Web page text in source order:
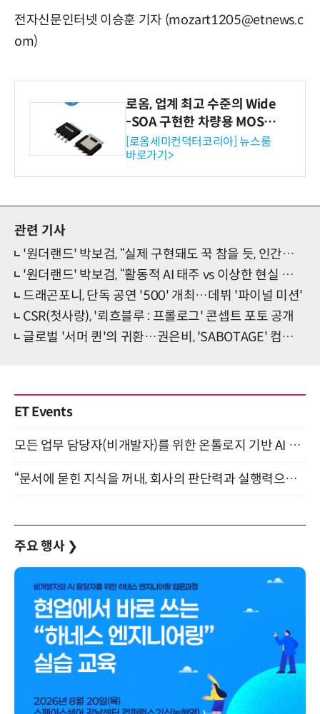
전자신문인터넷 이승훈 기자 (mozart1205@etnews.c
om)
로옴, 업계 최고 수준의 Wide
-SOA 구현한 차량용 MOSF
ET 개발
[로옴세미컨덕터코리아] 뉴스룸
바로가기>
관련 기사
'원더랜드' 박보검, “실제 구현돼도 꾹 참을 듯, 인간을 기술로 채우긴 어려워”(인터뷰②)
'원더랜드' 박보검, “활동적 AI 태주 vs 이상한 현실 태주”(인터뷰①)
드래곤포니, 단독 공연 '500' 개최…데뷔 '파이널 미션'
CSR(첫사랑), '뢰흐블루 : 프롤로그' 콘셉트 포토 공개
글로벌 '서머 퀸'의 귀환…권은비, 'SABOTAGE' 컴백 선언
ET Events
모든 업무 담당자(비개발자)를 위한 온톨로지 기반 AI 지식체계 설계 1-day 워크숍 8월 20일 개최
“문서에 묻힌 지식을 꺼내, 회사의 판단력과 실행력으로 바꾸다” (8/20)
주요 행사 ❯